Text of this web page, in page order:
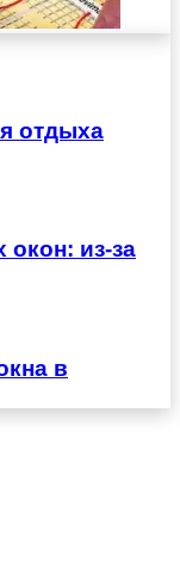
отдыха
окон: из-за
в